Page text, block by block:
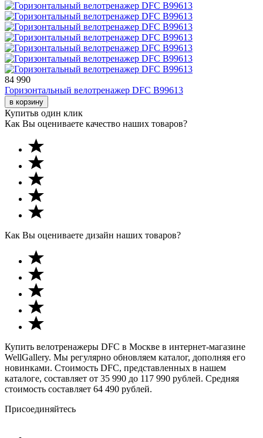
84 990
Горизонтальный велотренажер DFC B99613
в корзину
Купитьв один клик
Как Вы оцениваете качество наших товаров?
Как Вы оцениваете дизайн наших товаров?
Купить велотренажеры DFC в Москве в интернет-магазине
WellGallery. Мы регулярно обновляем каталог, дополняя его
новинками. Стоимость DFC, представленных в нашем
каталоге, составляет от 35 990 до 117 990 рублей. Средняя
стоимость составляет 64 490 рублей.
Присоединяйтесь